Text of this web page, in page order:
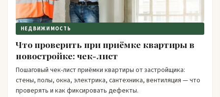
НЕДВИЖИМОСТЬ
Что проверить при приёмке квартиры в
новостройке: чек-лист
Пошаговый чек-лист приёмки квартиры от застройщика:
стены, полы, окна, электрика, сантехника, вентиляция — что
проверять и как фиксировать дефекты.